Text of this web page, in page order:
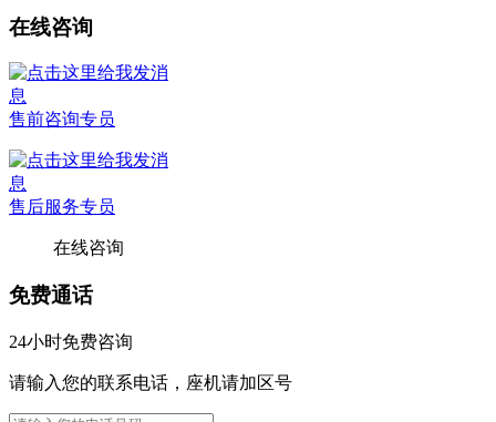
在线咨询
售前咨询专员
售后服务专员
在线咨询
免费通话
24小时免费咨询
请输入您的联系电话，座机请加区号